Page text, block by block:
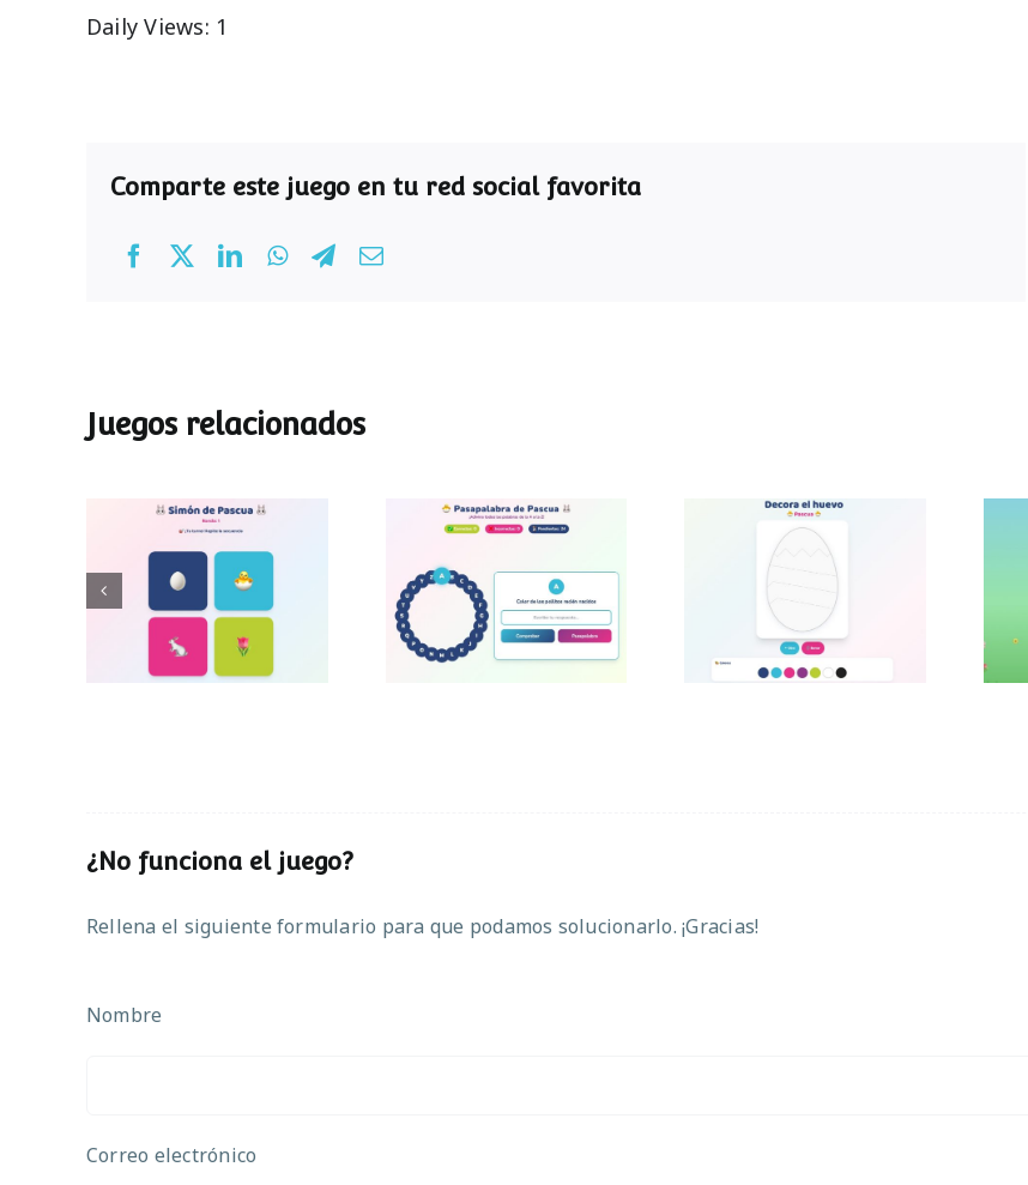
Daily Views: 1
Comparte este juego en tu red social favorita
Juegos relacionados
Simon de Pascua
Pasapalabra de
Pascua
Decora el huevo de
Pascua
¿No funciona el juego?
Rellena el siguiente formulario para que podamos solucionarlo. ¡Gracias!
Nombre
Correo electrónico